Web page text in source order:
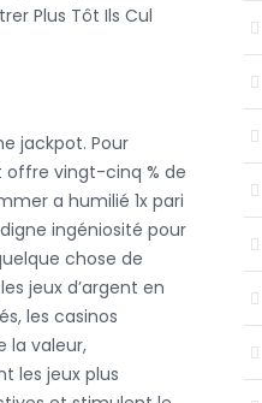
Plus Tôt Ils Cul
jackpot. Pour
offre vingt-cinq % de
a humilié 1x pari
ingéniosité pour
chose de
jeux d’argent en
les casinos
la valeur,
les jeux plus